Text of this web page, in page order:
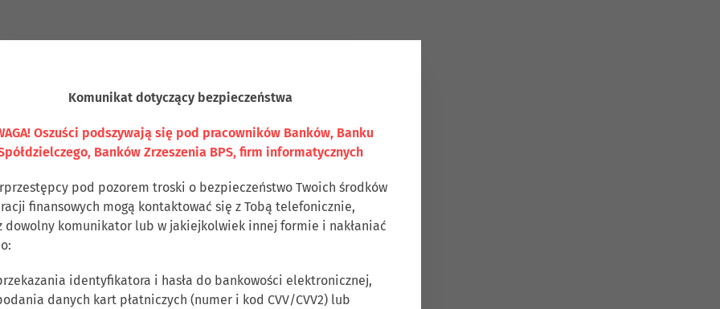
Komunikat dotyczący bezpieczeństwa
Oszuści podszywają się pod pracowników Banków, Banku
Banków Zrzeszenia BPS, firm informatycznych
pod pozorem troski o bezpieczeństwo Twoich środków
finansowych mogą kontaktować się z Tobą telefonicznie,
dowolny komunikator lub w jakiejkolwiek innej formie i nakłaniać
identyfikatora i hasła do bankowości elektronicznej,
danych kart płatniczych (numer i kod CVV/CVV2) lub